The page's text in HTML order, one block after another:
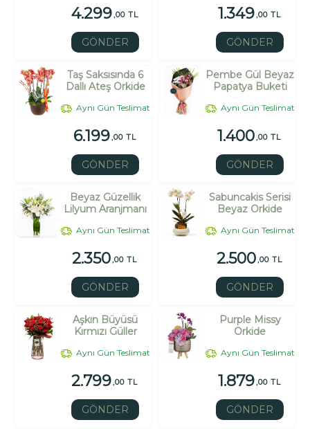
4.299,00 TL
GÖNDER
1.349,00 TL
GÖNDER
Taş Saksısında 6
Dallı Ateş Orkide
Aynı Gün Teslimat
6.199,00 TL
GÖNDER
Pembe Gül Beyaz
Papatya Buketi
Aynı Gün Teslimat
1.400,00 TL
GÖNDER
Beyaz Güzellik
Lilyum Aranjmanı
Aynı Gün Teslimat
2.350,00 TL
GÖNDER
Sabuncakis Serisi
Beyaz Orkide
Aynı Gün Teslimat
2.500,00 TL
GÖNDER
Aşkın Büyüsü
Kırmızı Güller
Aynı Gün Teslimat
2.799,00 TL
GÖNDER
Purple Missy
Orkide
Aynı Gün Teslimat
1.879,00 TL
GÖNDER